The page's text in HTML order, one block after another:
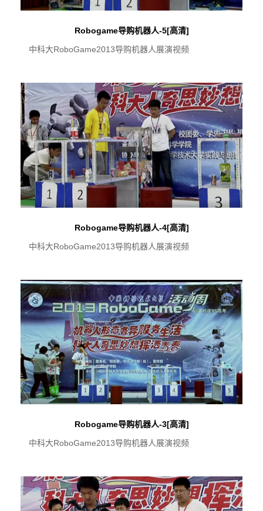
Robogame导购机器人-5[高清]
中科大RoboGame2013导购机器人展演视频
Robogame导购机器人-4[高清]
中科大RoboGame2013导购机器人展演视频
Robogame导购机器人-3[高清]
中科大RoboGame2013导购机器人展演视频